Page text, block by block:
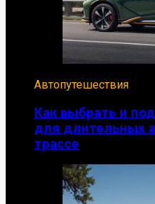
Автопутешествия
Как выбрать и
для длительных
трассе